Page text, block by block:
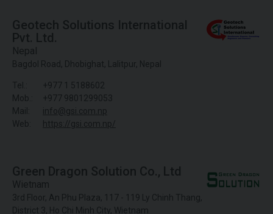
Geotech Solutions International
Pvt. Ltd.
Nepal
Bagdol Road, Dhobighat, Lalitpur, Nepal
Tel.:
+977 1 5188602
Mob.:
+977 9801299053
Mail:
info@gsi.com.np
Web:
https://gsi.com.np/
Green Dragon Solution Co., Ltd
Wietnam
3rd Floor, An Phu Plaza, 117 - 119 Ly Chinh Thang,
District 3, Ho Chi Minh City, Wietnam